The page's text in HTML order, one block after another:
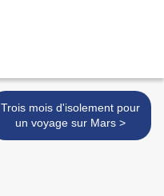
Trois mois d'isolement pour
un voyage sur Mars >